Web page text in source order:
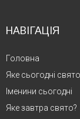
НАВІГАЦІЯ
Головна
Яке сьогодні
Іменини сьогодні
Яке завтра свято?